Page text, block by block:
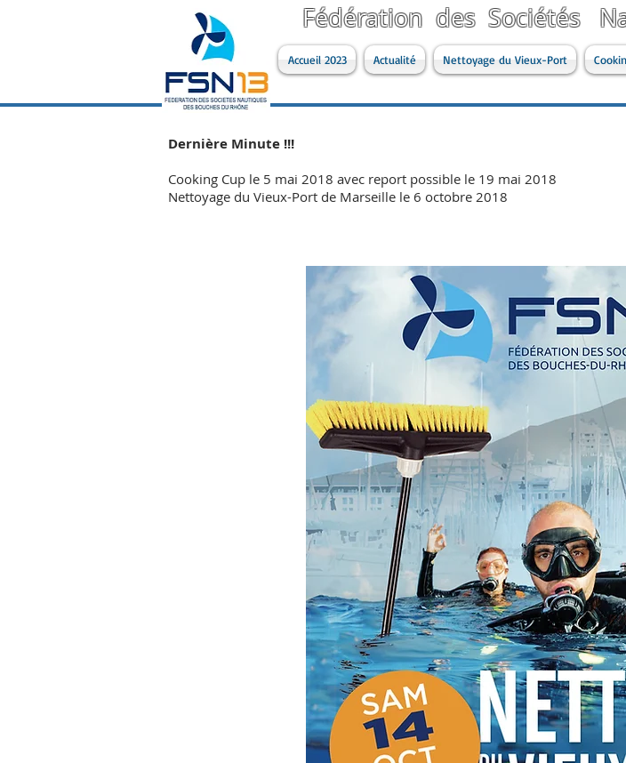
Fédération des Sociétés
Accueil 2023 Actualité Nettoyage du Vieux-Port
Dernière Minute !!!
Cooking Cup le 5 mai 2018 avec report possible le 19 mai 2018
Nettoyage du Vieux-Port de Marseille le 6 octobre 2018